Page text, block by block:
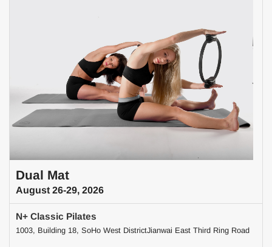
Dual Mat
August 26-29, 2026
N+ Classic Pilates
1003, Building 18, SoHo West DistrictJianwai East Third Ring Road